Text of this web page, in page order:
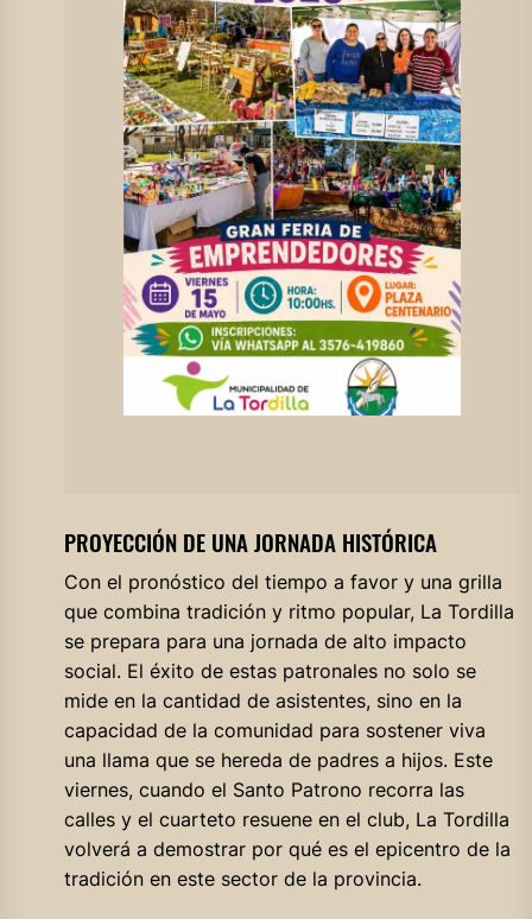
PROYECCIÓN DE UNA JORNADA HISTÓRICA
Con el pronóstico del tiempo a favor y una grilla
que combina tradición y ritmo popular, La Tordilla
se prepara para una jornada de alto impacto
social. El éxito de estas patronales no solo se
mide en la cantidad de asistentes, sino en la
capacidad de la comunidad para sostener viva
una llama que se hereda de padres a hijos. Este
viernes, cuando el Santo Patrono recorra las
calles y el cuarteto resuene en el club, La Tordilla
volverá a demostrar por qué es el epicentro de la
tradición en este sector de la provincia.